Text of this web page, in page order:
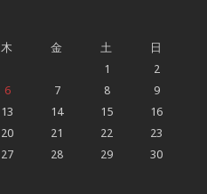
木 金 土
日
1
2
6 7 8
9
13 14 15
16
20 21 22
23
27 28 29
30